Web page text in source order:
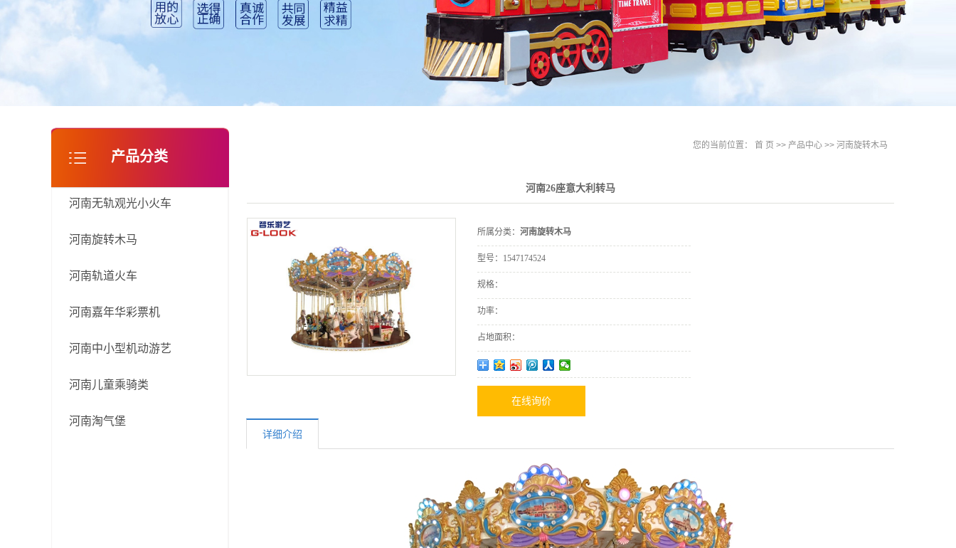
河南淘气堡
产品分类
河南无轨观光小火车
河南旋转木马
河南轨道火车
河南嘉年华彩票机
河南中小型机动游艺
河南儿童乘骑类
河南淘气堡
您的当前位置： 首 页 >> 产品中心 >> 河南旋转木马
河南26座意大利转马
所属分类： 河南旋转木马
型号： 1547174524
规格：
功率：
占地面积：
在线询价
详细介绍